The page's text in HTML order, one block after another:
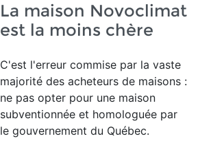
La maison Novoclimat
est la moins chère
C'est l'erreur commise par la vaste
majorité des acheteurs de maisons :
ne pas opter pour une maison
subventionnée et homologuée par
le gouvernement du Québec.